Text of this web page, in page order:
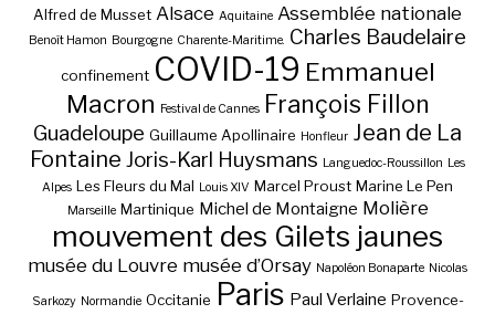
Alfred de Musset Alsace Aquitaine Assemblée nationale
Benoît Hamon Bourgogne Charente-Maritime. Charles Baudelaire
confinement COVID-19 Emmanuel
Macron Festival de Cannes François Fillon
Guadeloupe Guillaume Apollinaire Honfleur Jean de La
Fontaine Joris-Karl Huysmans Languedoc-Roussillon Les
Alpes Les Fleurs du Mal Louis XIV Marcel Proust Marine Le Pen
Marseille Martinique Michel de Montaigne Molière
mouvement des Gilets jaunes
musée du Louvre musée d’Orsay Napoléon Bonaparte Nicolas
Sarkozy Normandie Occitanie Paris Paul Verlaine Provence-